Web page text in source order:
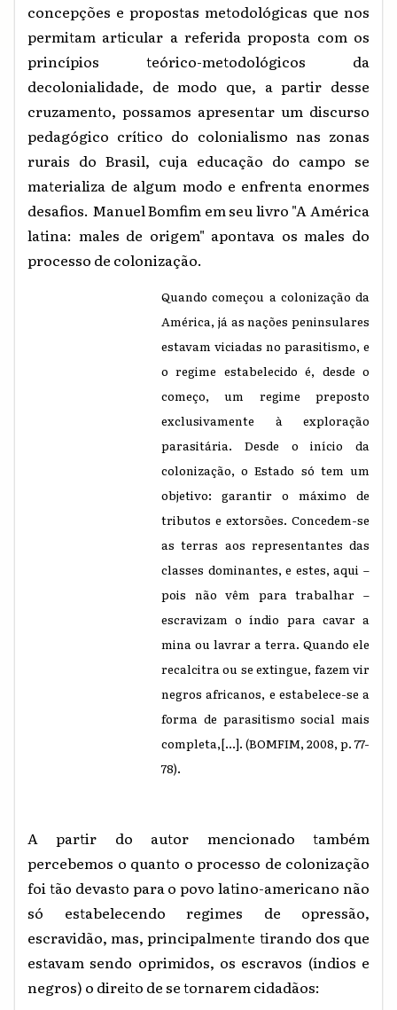
concepções e propostas metodológicas que nos
permitam articular a referida proposta com os
princípios teórico-metodológicos da
decolonialidade, de modo que, a partir desse
cruzamento, possamos apresentar um discurso
pedagógico crítico do colonialismo nas zonas
rurais do Brasil, cuja educação do campo se
materializa de algum modo e enfrenta enormes
desafios. Manuel Bomfim em seu livro "A América
latina: males de origem" apontava os males do
processo de colonização.
Quando começou a colonização da
América, já as nações peninsulares
estavam viciadas no parasitismo, e
o regime estabelecido é, desde o
começo, um regime preposto
exclusivamente à exploração
parasitária. Desde o início da
colonização, o Estado só tem um
objetivo: garantir o máximo de
tributos e extorsões. Concedem-se
as terras aos representantes das
classes dominantes, e estes, aqui –
pois não vêm para trabalhar –
escravizam o índio para cavar a
mina ou lavrar a terra. Quando ele
recalcitra ou se extingue, fazem vir
negros africanos, e estabelece-se a
forma de parasitismo social mais
completa,[...]. (BOMFIM, 2008, p. 77-
78).
A partir do autor mencionado também
percebemos o quanto o processo de colonização
foi tão devasto para o povo latino-americano não
só estabelecendo regimes de opressão,
escravidão, mas, principalmente tirando dos que
estavam sendo oprimidos, os escravos (índios e
negros) o direito de se tornarem cidadãos: